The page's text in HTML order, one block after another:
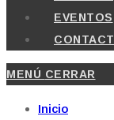
EVENTOS
MENÚ CERRAR
Inicio